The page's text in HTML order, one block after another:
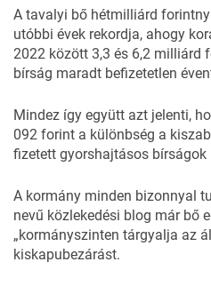
A tavalyi bő hétmilliárd
utóbbi évek rekordja, ahogy
2022 között 3,3 és 6,2 milliárd
bírság maradt befizetetlen
Mindez így együtt azt jelenti,
092 forint a különbség a
fizetett gyorshajtásos bírságok
A kormány minden bizonnyal
nevű közlekedési blog már bő
„kormányszinten tárgyalja az
kiskapubezárást.